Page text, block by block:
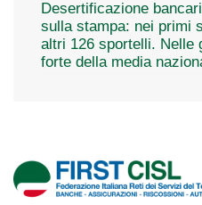
Desertificazione
sulla stampa: nei primi
altri 126 sportelli. Nelle
forte della media